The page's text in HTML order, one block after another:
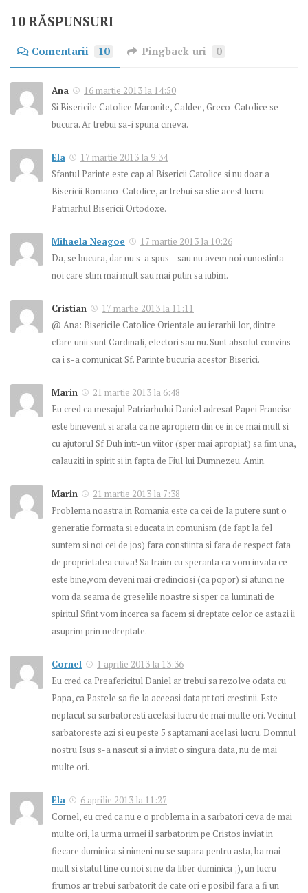
10 RĂSPUNSURI
Comentarii 10 Pingback-uri 0
Ana
16 martie 2013 la 14:50
Si Bisericile Catolice Maronite, Caldee, Greco-Catolice se
bucura. Ar trebui sa-i spuna cineva.
Ela
17 martie 2013 la 9:34
Sfantul Parinte este cap al Bisericii Catolice si nu doar a
Bisericii Romano-Catolice, ar trebui sa stie acest lucru
Patriarhul Bisericii Ortodoxe.
Mihaela Neagoe
17 martie 2013 la 10:26
Da, se bucura, dar nu s-a spus – sau nu avem noi cunostinta –
noi care stim mai mult sau mai putin sa iubim.
Cristian
17 martie 2013 la 11:11
@ Ana: Bisericile Catolice Orientale au ierarhii lor, dintre
cfare unii sunt Cardinali, electori sau nu. Sunt absolut convins
ca i s-a comunicat Sf. Parinte bucuria acestor Biserici.
Marin
21 martie 2013 la 6:48
Eu cred ca mesajul Patriarhului Daniel adresat Papei Francisc
este binevenit si arata ca ne apropiem din ce in ce mai mult si
cu ajutorul Sf Duh intr-un viitor (sper mai apropiat) sa fim una,
calauziti in spirit si in fapta de Fiul lui Dumnezeu. Amin.
Marin
21 martie 2013 la 7:38
Problema noastra in Romania este ca cei de la putere sunt o
generatie formata si educata in comunism (de fapt la fel
suntem si noi cei de jos) fara constiinta si fara de respect fata
de proprietatea cuiva! Sa traim cu speranta ca vom invata ce
este bine,vom deveni mai credinciosi (ca popor) si atunci ne
vom da seama de greselile noastre si sper ca luminati de
spiritul Sfint vom incerca sa facem si dreptate celor ce astazi ii
asuprim prin nedreptate.
Cornel
1 aprilie 2013 la 13:36
Eu cred ca Preafericitul Daniel ar trebui sa rezolve odata cu
Papa, ca Pastele sa fie la aceeasi data pt toti crestinii. Este
neplacut sa sarbatoresti acelasi lucru de mai multe ori. Vecinul
sarbatoreste azi si eu peste 5 saptamani acelasi lucru. Domnul
nostru Isus s-a nascut si a inviat o singura data, nu de mai
multe ori.
Ela
6 aprilie 2013 la 11:27
Cornel, eu cred ca nu e o problema in a sarbatori ceva de mai
multe ori, la urma urmei il sarbatorim pe Cristos inviat in
fiecare duminica si nimeni nu se supara pentru asta, ba mai
mult si statul tine cu noi si ne da liber duminica ;), un lucru
frumos ar trebui sarbatorit de cate ori e posibil fara a fi un